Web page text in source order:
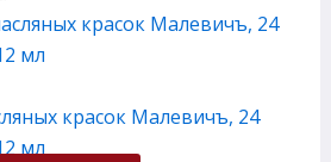
красок Малевичъ, 24
мл